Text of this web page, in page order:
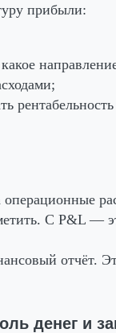
прибыли:
операционные
С P&L —
отчёт.
денег и